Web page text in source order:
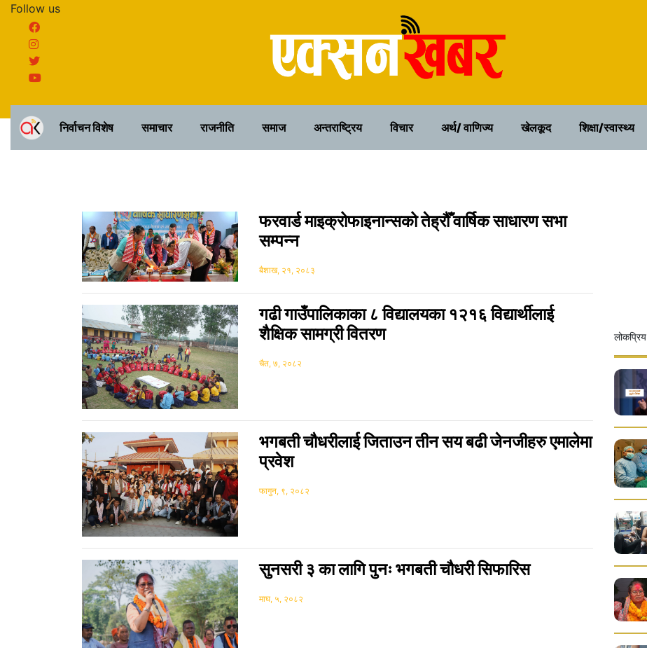
Follow us
२२ साउन २०८३, शुक्रवार
निर्वाचन विशेष समाचार राजनीति समाज अन्तराष्ट्रिय विचार अर्थ/ वाणिज्य खेलकूद शिक्षा/स्वास्थ्य
फरवार्ड माइक्रोफाइनान्सको तेह्रौँ वार्षिक साधारण सभा
सम्पन्न
बैशाख, २१, २०८३
गढी गाउँपालिकाका ८ विद्यालयका १२१६ विद्यार्थीलाई
शैक्षिक सामग्री वितरण
चैत, ७, २०८२
भगबती चौधरीलाई जिताउन तीन सय बढी जेनजीहरु एमालेमा
प्रवेश
फागुन, ९, २०८२
सुनसरी ३ का लागि पुनः भगबती चौधरी सिफारिस
माघ, ५, २०८२
लोकप्रिय